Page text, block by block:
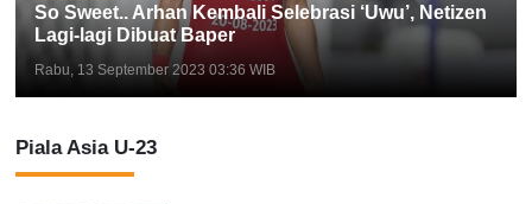
So Sweet.. Arhan Kembali Selebrasi ‘Uwu’, Netizen
Lagi-lagi Dibuat Baper
Rabu, 13 September 2023 03:36 WIB
Piala Asia U-23